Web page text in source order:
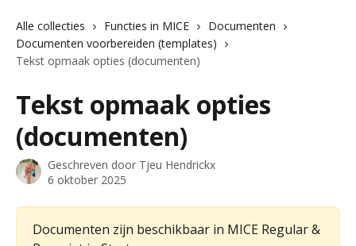
Alle collecties Functies in MICE
Documenten
Documenten voorbereiden (templates)
Tekst opmaak opties (documenten)
Tekst opmaak opties
(documenten)
Geschreven door Tjeu Hendrickx
6 oktober 2025
Documenten zijn beschikbaar in MICE Regular &